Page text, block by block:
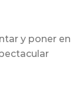
y poner en